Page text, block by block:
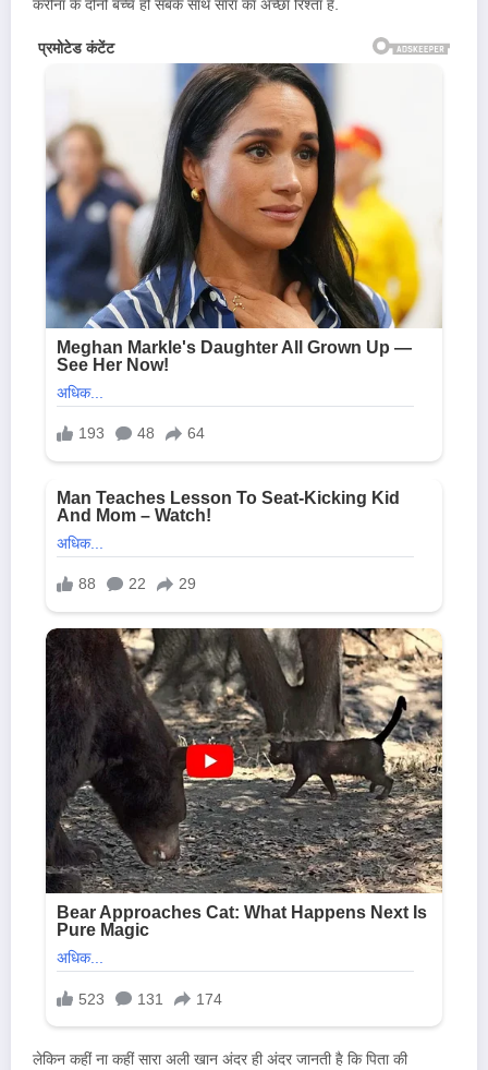
करीना के दोनों बच्चे हो सबके साथ सारा का अच्छा रिश्ता है.
लेकिन कहीं ना कहीं सारा अली खान अंदर ही अंदर जानती है कि पिता की